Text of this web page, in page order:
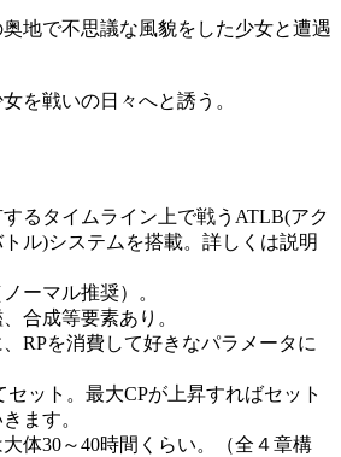
地で不思議な風貌をした少女と遭遇
を戦いの日々へと誘う。
するタイムライン上で戦うATLB(アク
ル)システムを搭載。詳しくは説明
ーマル推奨）。
合成等要素あり。
RPを消費して好きなパラメータに
セット。最大CPが上昇すればセット
ます。
体30～40時間くらい。（全４章構